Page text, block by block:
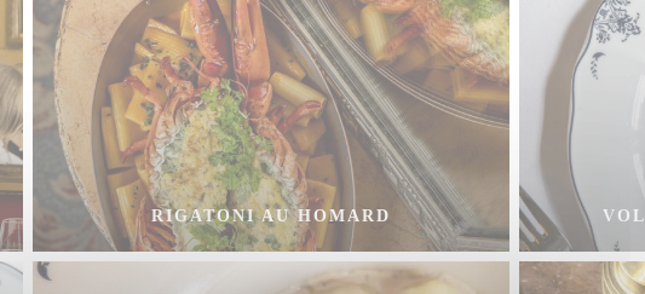
RIGATONI AU HOMARD